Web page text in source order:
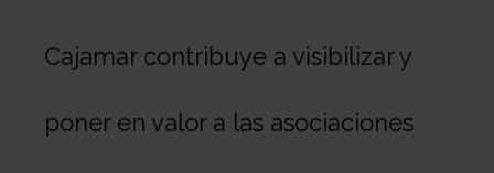
Cajamar contribuye a visibilizar y
poner en valor a las asociaciones